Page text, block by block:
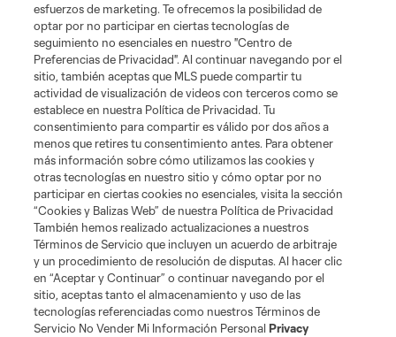
Terminos de servicio
Politica de privacidad
Do Not Sell or Share My Personal Information
Cookies Settings
©2026 MLS. The Major League Soccer and MLS name and shield are
registered trademarks of Major League Soccer, L.L.C. (“MLS”). The names
and logos of MLS teams are registered and/or common law trademarks of
MLS or are used with the permission of their owners. Any unauthorized use
is forbidden.
esfuerzos de marketing. Te ofrecemos la posibilidad de
optar por no participar en ciertas tecnologías de
seguimiento no esenciales en nuestro "Centro de
Preferencias de Privacidad". Al continuar navegando por el
sitio, también aceptas que MLS puede compartir tu
actividad de visualización de videos con terceros como se
establece en nuestra Política de Privacidad. Tu
consentimiento para compartir es válido por dos años a
menos que retires tu consentimiento antes. Para obtener
más información sobre cómo utilizamos las cookies y
otras tecnologías en nuestro sitio y cómo optar por no
participar en ciertas cookies no esenciales, visita la sección
“Cookies y Balizas Web” de nuestra Política de Privacidad
También hemos realizado actualizaciones a nuestros
Términos de Servicio que incluyen un acuerdo de arbitraje
y un procedimiento de resolución de disputas. Al hacer clic
en “Aceptar y Continuar” o continuar navegando por el
sitio, aceptas tanto el almacenamiento y uso de las
tecnologías referenciadas como nuestros Términos de
Servicio No Vender Mi Información PersonalPrivacy